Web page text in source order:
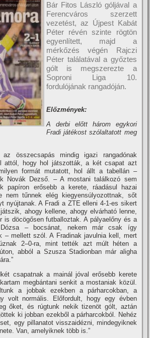
Bár Fitos László góljával a
Ferencváros szerzett
vezetést, az Újpest Kabát
Péter révén szinte rögtön
egyenlí­tett, majd a
mérkőzés végén Rajczi
Péter találatával a győztes
gólt is megszerezte a
Soproni Liga 10.
fordulójának rangadóján.
Előzmények:
A derbi előtt három egykori
Fradi játékost szólaltatott meg
összecsapás mindig igazi rangadónak
attól, hogy hol játszották, a két csapat azt
formát mutatott, hol állt a tabellán –
Novák Dezső. – A mostani találkozó sem
papí­ron erősebb a kerete, ráadásul hazai
nem tűnnek elég kiegyensúlyozottnak, sőt
nyújtanak. A Fradi a ZTE elleni 4-1-es sikert
ahogy kellene, ahogy elvárható lenne,
is döcögősen futballoztak. A pályaelőny és a
– bocsánat, nekem már csak í­gy
– mellett szól. A Fradinak javulnia kell, mert
2–0-ra, mint tették azt múlt héten a
abból a Szusza Stadionban már aligha
csapatnak a mainál jóval erősebb kerete
megbántani senkit a mostaniak közül.
a jobbak ezekben a párharcokban, a
volt normális. Előfordult, hogy egy évben
őket, és rúgtunk nekik tizenöt gólt, aztán
ki jobban ezekből a párharcokból. Nehéz
egy pillanatot visszaidézni, mindegyiknek
Van, amelyiknek több is.”